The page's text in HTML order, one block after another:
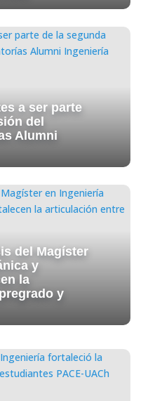
a ser parte
del
Alumni
del Magíster
y
la
y